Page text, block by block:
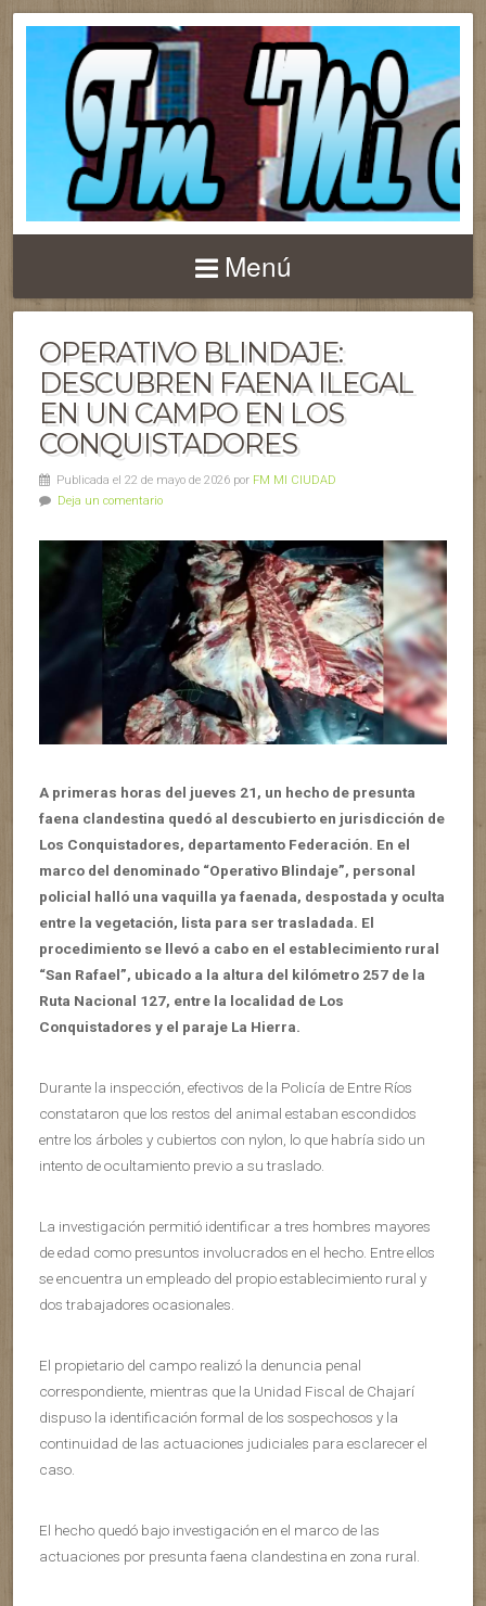
Menú
OPERATIVO BLINDAJE:
DESCUBREN FAENA ILEGAL
EN UN CAMPO EN LOS
CONQUISTADORES
Publicada el 22 de mayo de 2026 por FM MI CIUDAD
Deja un comentario
A primeras horas del jueves 21, un hecho de presunta
faena clandestina quedó al descubierto en jurisdicción de
Los Conquistadores, departamento Federación. En el
marco del denominado “Operativo Blindaje”, personal
policial halló una vaquilla ya faenada, despostada y oculta
entre la vegetación, lista para ser trasladada. El
procedimiento se llevó a cabo en el establecimiento rural
“San Rafael”, ubicado a la altura del kilómetro 257 de la
Ruta Nacional 127, entre la localidad de Los
Conquistadores y el paraje La Hierra.
Durante la inspección, efectivos de la Policía de Entre Ríos
constataron que los restos del animal estaban escondidos
entre los árboles y cubiertos con nylon, lo que habría sido un
intento de ocultamiento previo a su traslado.
La investigación permitió identificar a tres hombres mayores
de edad como presuntos involucrados en el hecho. Entre ellos
se encuentra un empleado del propio establecimiento rural y
dos trabajadores ocasionales.
El propietario del campo realizó la denuncia penal
correspondiente, mientras que la Unidad Fiscal de Chajarí
dispuso la identificación formal de los sospechosos y la
continuidad de las actuaciones judiciales para esclarecer el
caso.
El hecho quedó bajo investigación en el marco de las
actuaciones por presunta faena clandestina en zona rural.